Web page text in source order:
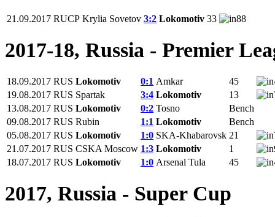
21.09.2017 RUCP Krylia Sovetov 3:2 Lokomotiv 33 88
2017-18, Russia - Premier
18.09.2017 RUS Lokomotiv 0:1 Amkar 45
19.08.2017 RUS Spartak 3:4 Lokomotiv 13
13.08.2017 RUS Lokomotiv 0:2 Tosno
Bench
09.08.2017 RUS Rubin 1:1 Lokomotiv
Bench
05.08.2017 RUS Lokomotiv 1:0 SKA-Khabarovsk 21
21.07.2017 RUS CSKA Moscow 1:3 Lokomotiv 1
18.07.2017 RUS Lokomotiv 1:0 Arsenal Tula 45
2017, Russia - Super Cup